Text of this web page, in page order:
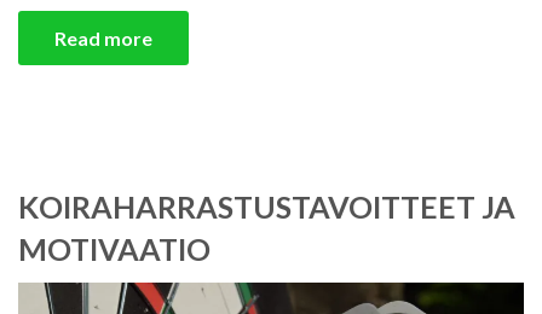
Read more
KOIRAHARRASTUSTAVOITTEET JA
MOTIVAATIO